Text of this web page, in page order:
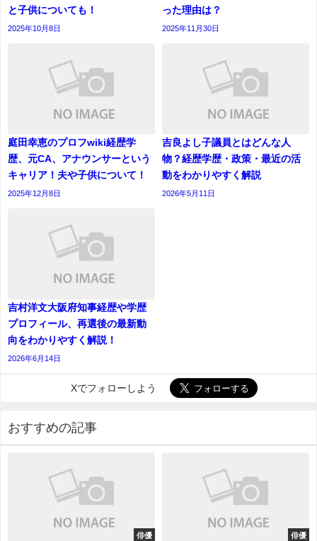
と子供についても！
2025年10月8日
った理由は？
2025年11月30日
庭田幸恵のプロフwiki経歴学
歴、元CA、アナウンサーという
キャリア！夫や子供について！
2025年12月8日
吉良よし子議員とはどんな人
物？経歴学歴・政策・最近の活
動をわかりやすく解説
2026年5月11日
吉村洋文大阪府知事経歴や学歴
プロフィール、再選後の最新動
向をわかりやすく解説！
2026年6月14日
Xでフォローしよう
おすすめの記事
俳優 俳優